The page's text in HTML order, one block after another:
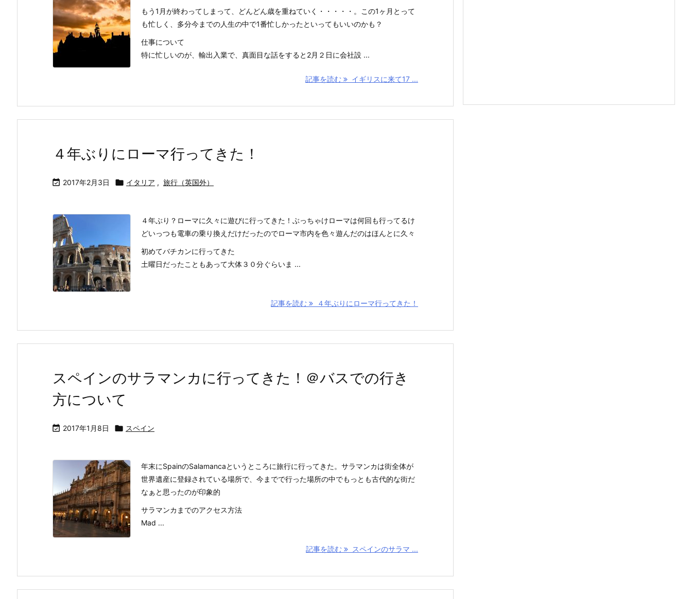
もう1月が終わってしまって、どんどん歳を重ねていく・・・・・。この1ヶ月とって
も忙しく、多分今までの人生の中で1番忙しかったといってもいいのかも？
仕事について
特に忙しいのが、輸出入業で、真面目な話をすると2月２日に会社設 ...
記事を読む イギリスに来て17 ...
４年ぶりにローマ行ってきた！
 2017年2月3日  イタリア , 旅行（英国外）
４年ぶり？ローマに久々に遊びに行ってきた！ぶっちゃけローマは何回も行ってるけ
どいっつも電車の乗り換えだけだったのでローマ市内を色々遊んだのはほんとに久々
初めてバチカンに行ってきた
土曜日だったこともあって大体３０分ぐらいま ...
記事を読む ４年ぶりにローマ行ってきた！
スペインのサラマンカに行ってきた！＠バスでの行き
方について
 2017年1月8日  スペイン
年末にSpainのSalamancaというところに旅行に行ってきた。サラマンカは街全体が
世界遺産に登録されている場所で、今までで行った場所の中でもっとも古代的な街だ
なぁと思ったのが印象的
サラマンカまでのアクセス方法
Mad ...
記事を読む スペインのサラマ ...